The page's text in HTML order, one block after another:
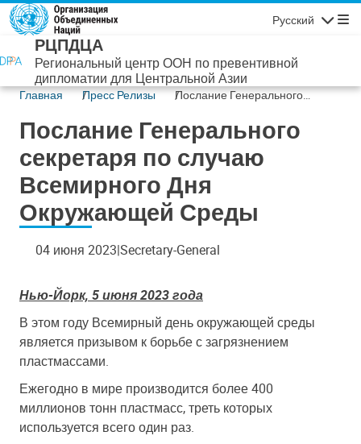
Перейти к основному содержанию
Русский
РЦПДЦА
Региональный центр ООН по превентивной
дипломатии для Центральной Азии
Главная Пресс Релизы
Послание Генерального
Всемирного Дня Окружающей
Среды
Послание Генерального
секретаря по случаю
Всемирного Дня
Окружающей Среды
04 июня 2023 Secretary-General
Нью-Йорк, 5 июня 2023 года
В этом году Всемирный день окружающей среды
является призывом к борьбе с загрязнением
пластмассами.
Ежегодно в мире производится более 400
миллионов тонн пластмасс, треть которых
используется всего один раз.